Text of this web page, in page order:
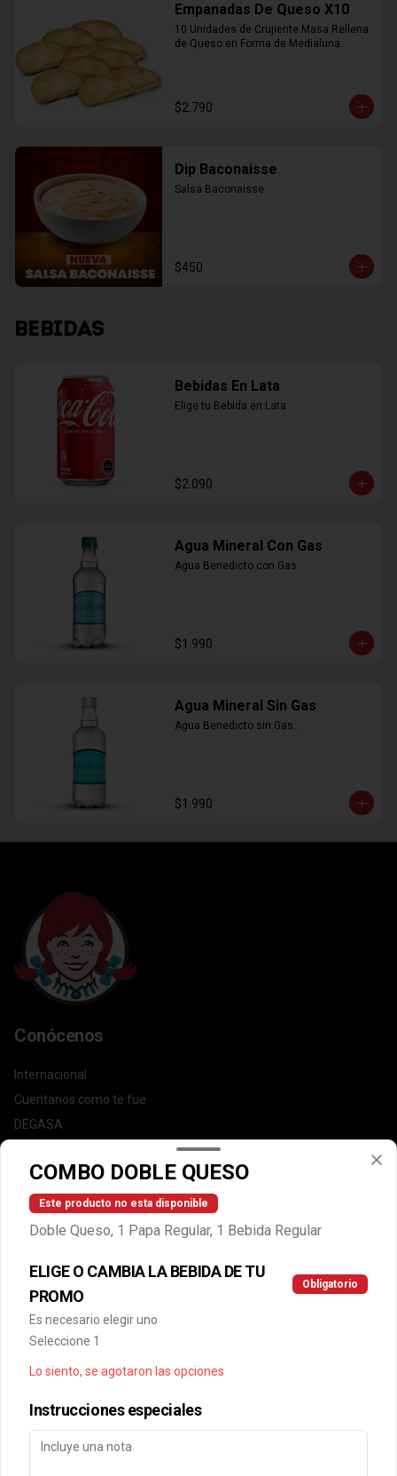
Empanadas De Queso X10
10 Unidades de Crujiente Masa Rellena
de Queso en Forma de Medialuna.
$2.790
Dip Baconaisse
Salsa Baconaisse
$450
BEBIDAS
Bebidas En Lata
Elige tu Bebida en Lata
$2.090
Agua Mineral Con Gas
Agua Benedicto con Gas
$1.990
Agua Mineral Sin Gas
Agua Benedicto sin Gas..
$1.990
Conócenos
Internacional
Cuentanos como te fue
DEGASA
Escríbenos por WhatsApp: +56950183243
serviciocliente@wendys.cl
Locales
Política de privacidad
Redes sociales
Facebook
Mi cuenta
COMBO DOBLE QUESO
Este producto no esta disponible
Doble Queso, 1 Papa Regular, 1 Bebida Regular
ELIGE O CAMBIA LA BEBIDA DE TU
PROMO
Obligatorio
Es necesario elegir uno
Seleccione 1
Lo siento, se agotaron las opciones
Instrucciones especiales